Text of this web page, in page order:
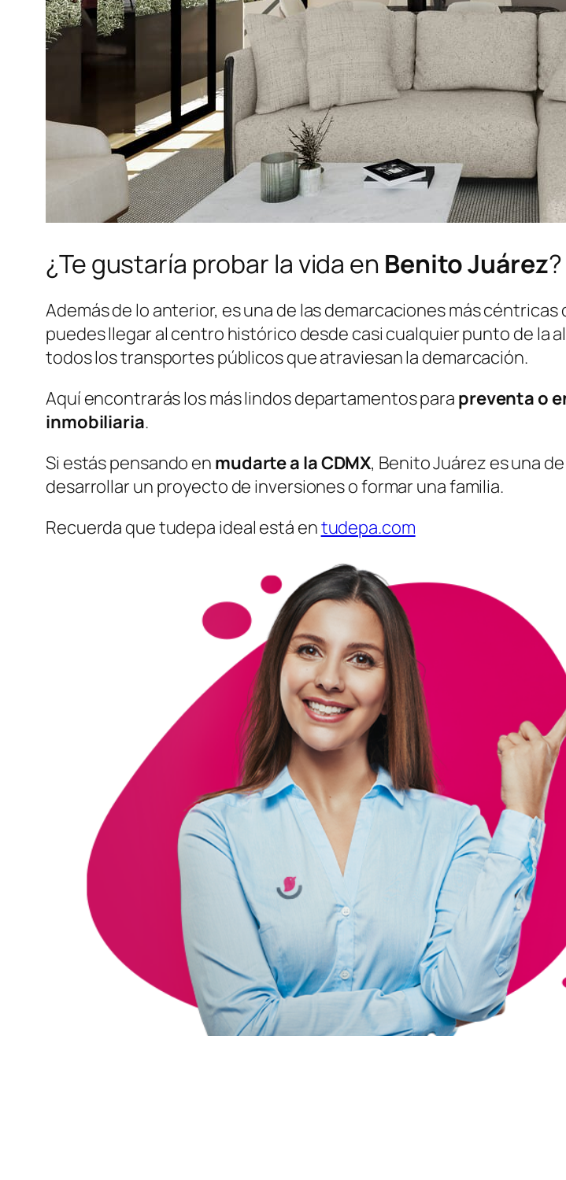
¿Te gustaría probar la vida en Benito Juárez?
Además de lo anterior, es una de las demarcaciones más
puedes llegar al centro histórico desde casi cualquier punto de la
todos los transportes públicos que atraviesan la demarcación.
Aquí encontrarás los más lindos departamentos para preventa o
inmobiliaria.
Si estás pensando en mudarte a la CDMX, Benito Juárez es una
desarrollar un proyecto de inversiones o formar una familia.
Recuerda que tudepa ideal está entudepa.com